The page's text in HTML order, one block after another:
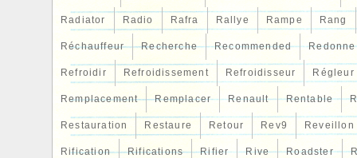
Radiator Radio Rafra Rallye Rampe Rang
Réchauffeur Recherche Recommended Redonne
Refroidir Refroidissement Refroidisseur Régleur
Remplacement Remplacer Renault Rentable
Restauration Restaure Retour Rev9 Reveillon
Rification Rifications Rifier Rive Roadster